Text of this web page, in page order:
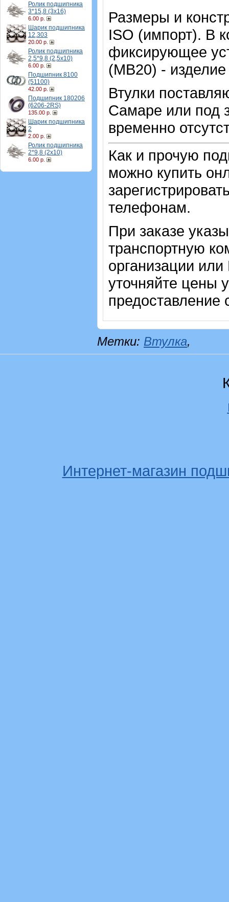
Ролик подшипника
3*15,8 (3х16)
6.00 р.
Шарик подшипника
12,303
20.00 р.
Ролик подшипника
2,5*9,8 (2,5х10)
6.00 р.
Подшипник 8100
(51100)
42.00 р.
Подшипник 180206
(6206-2RS)
135.00 р.
Шарик подшипника
2
2.00 р.
Ролик подшипника
2*9,8 (2х10)
6.00 р.
Размеры и
ISO (импорт). В
фиксирующее
(MB20) -
Втулки
Самаре или под
временно
Как и прочую
можно купить
телефонам.
При заказе
транспортную
организации
уточняйте цены
предоставление
Метки: Втулка,
Интернет-магазин